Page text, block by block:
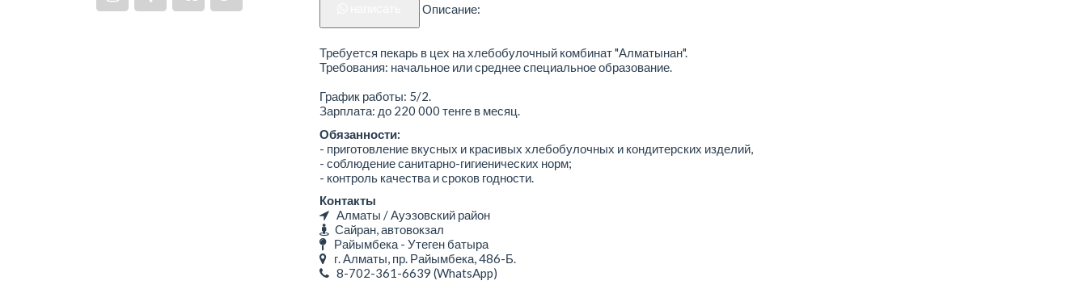
Описание:
Требуется пекарь в цех на хлебобулочный комбинат "Алматынан".
Требования: начальное или среднее специальное образование.
График работы: 5/2.
Зарплата: до 220 000 тенге в месяц.
Обязанности:
- приготовление вкусных и красивых хлебобулочных и кондитерских изделий,
- соблюдение санитарно-гигиенических норм;
- контроль качества и сроков годности.
Контакты
Алматы / Ауэзовский район
Сайран, автовокзал
Райымбека - Утеген батыра
г. Алматы, пр. Райымбека, 486-Б.
8-702-361-6639 (WhatsApp)